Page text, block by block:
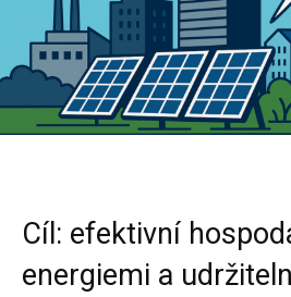
Cíl: efektivní
energiemi a